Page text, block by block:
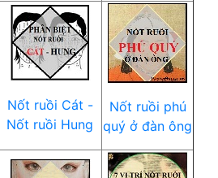
Nốt ruồi Cát -
Nốt ruồi Hung
Nốt ruồi phú
quý ở đàn ông